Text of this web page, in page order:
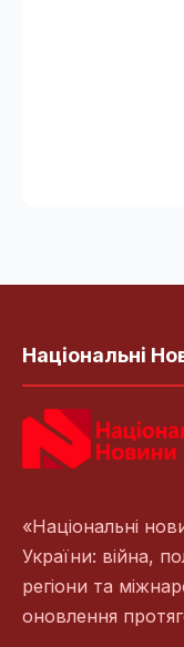
Національні
«Національні
України: війна,
регіони та
оновлення